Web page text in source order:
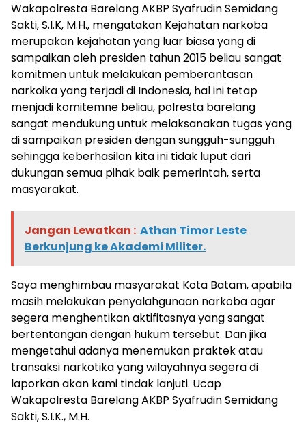
Wakapolresta Barelang AKBP Syafrudin Semidang
Sakti, S.I.K, M.H., mengatakan Kejahatan narkoba
merupakan kejahatan yang luar biasa yang di
sampaikan oleh presiden tahun 2015 beliau sangat
komitmen untuk melakukan pemberantasan
narkoika yang terjadi di Indonesia, hal ini tetap
menjadi komitemne beliau, polresta barelang
sangat mendukung untuk melaksanakan tugas yang
di sampaikan presiden dengan sungguh-sungguh
sehingga keberhasilan kita ini tidak luput dari
dukungan semua pihak baik pemerintah, serta
masyarakat.
Jangan Lewatkan : Athan Timor Leste
Berkunjung ke Akademi Militer.
Saya menghimbau masyarakat Kota Batam, apabila
masih melakukan penyalahgunaan narkoba agar
segera menghentikan aktifitasnya yang sangat
bertentangan dengan hukum tersebut. Dan jika
mengetahui adanya menemukan praktek atau
transaksi narkotika yang wilayahnya segera di
laporkan akan kami tindak lanjuti. Ucap
Wakapolresta Barelang AKBP Syafrudin Semidang
Sakti, S.I.K., M.H.